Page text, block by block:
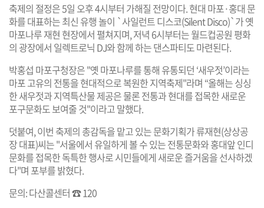
축제의 절정은 5일 오후 4시부터 가해질 전망이다. 현대 마포·홍대 문
화를 대표하는 최신 유행 놀이 `사일런트 디스코(Silent Disco)`가 옛
마포나루 재현 현장에서 펼쳐지며, 저녁 6시부터는 월드컵공원 평화
의 광장에서 일렉트로닉 DJ와 함께 하는 댄스파티도 마련된다.
박홍섭 마포구청장은 "옛 마포나루를 통해 유통되던 ‘새우젓’이라는
마포 고유의 전통을 현대적으로 복원한 지역축제"라며 “올해는 싱싱
한 새우젓과 지역특산물 제공은 물론 전통과 현대를 접목한 새로운
포구문화도 보여줄 것"이라고 말했다.
덧붙여, 이번 축제의 총감독을 맡고 있는 문화기획가 류재현(상상공
장 대표)씨는 "서울에서 유일하게 볼 수 있는 전통문화와 홍대앞 인디
문화를 접목한 독특한 행사로 시민들에게 새로운 즐거움을 선사하겠
다"며 포부를 밝혔다.
문의: 다산콜센터 ☎ 120